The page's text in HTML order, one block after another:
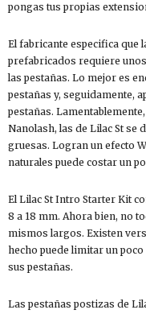
pongas tus propias
El fabricante especifica que
prefabricados requiere
las pestañas. Lo mejor es
pestañas y, seguidamente,
pestañas.
Nanolash, las de Lilac St se
gruesas. Logran un efecto
naturales puede costar un
El Lilac St Intro Starter Kit
8 a 18 mm. Ahora bien, no
mismos largos. Existen
hecho puede limitar un
sus pestañas.
Las pestañas postizas de